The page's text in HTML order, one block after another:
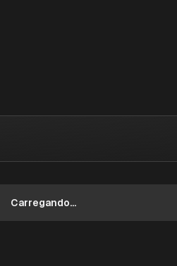
Carregando...